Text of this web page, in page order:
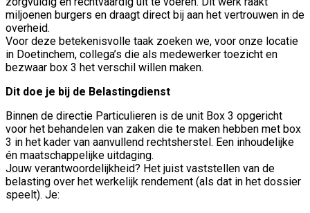
miljoenen burgers en draagt direct bij aan het vertrouwen in de
overheid.
Voor deze betekenisvolle taak zoeken we, voor onze locatie
in Doetinchem, collega’s die als medewerker toezicht en
bezwaar box 3 het verschil willen maken.
Dit doe je bij de Belastingdienst
Binnen de directie Particulieren is de unit Box 3 opgericht
voor het behandelen van zaken die te maken hebben met box
3 in het kader van aanvullend rechtsherstel. Een inhoudelijke
én maatschappelijke uitdaging.
Jouw verantwoordelijkheid? Het juist vaststellen van de
belasting over het werkelijk rendement (als dat in het dossier
speelt). Je: